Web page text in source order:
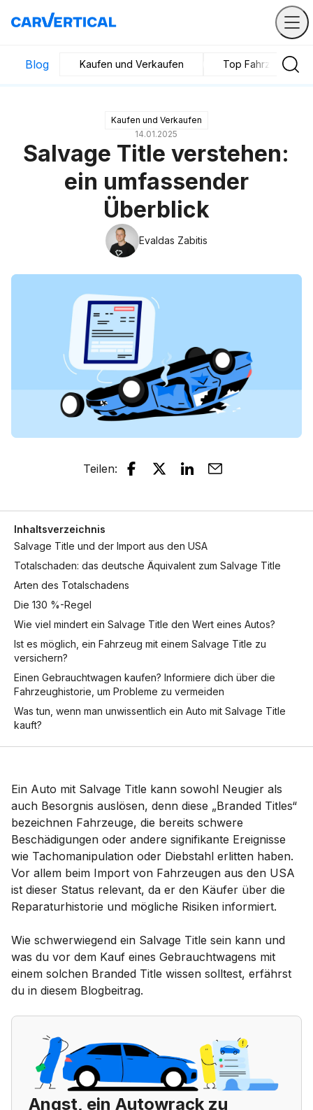
Blog Kaufen und Verkaufen Top Fahrzeuge
Kaufen und Verkaufen
14.01.2025
Salvage Title verstehen:
ein umfassender
Überblick
Evaldas Zabitis
Teilen:
Inhaltsverzeichnis
Salvage Title und der Import aus den USA
Totalschaden: das deutsche Äquivalent zum Salvage Title
Arten des Totalschadens
Die 130 %-Regel
Wie viel mindert ein Salvage Title den Wert eines Autos?
Ist es möglich, ein Fahrzeug mit einem Salvage Title zu
versichern?
Einen Gebrauchtwagen kaufen? Informiere dich über die
Fahrzeughistorie, um Probleme zu vermeiden
Was tun, wenn man unwissentlich ein Auto mit Salvage Title
kauft?
Ein Auto mit Salvage Title kann sowohl Neugier als
auch Besorgnis auslösen, denn diese „Branded Titles“
bezeichnen Fahrzeuge, die bereits schwere
Beschädigungen oder andere signifikante Ereignisse
wie Tachomanipulation oder Diebstahl erlitten haben.
Vor allem beim Import von Fahrzeugen aus den USA
ist dieser Status relevant, da er den Käufer über die
Reparaturhistorie und mögliche Risiken informiert.
Wie schwerwiegend ein Salvage Title sein kann und
was du vor dem Kauf eines Gebrauchtwagens mit
einem solchen Branded Title wissen solltest, erfährst
du in diesem Blogbeitrag.
Angst, ein Autowrack zu